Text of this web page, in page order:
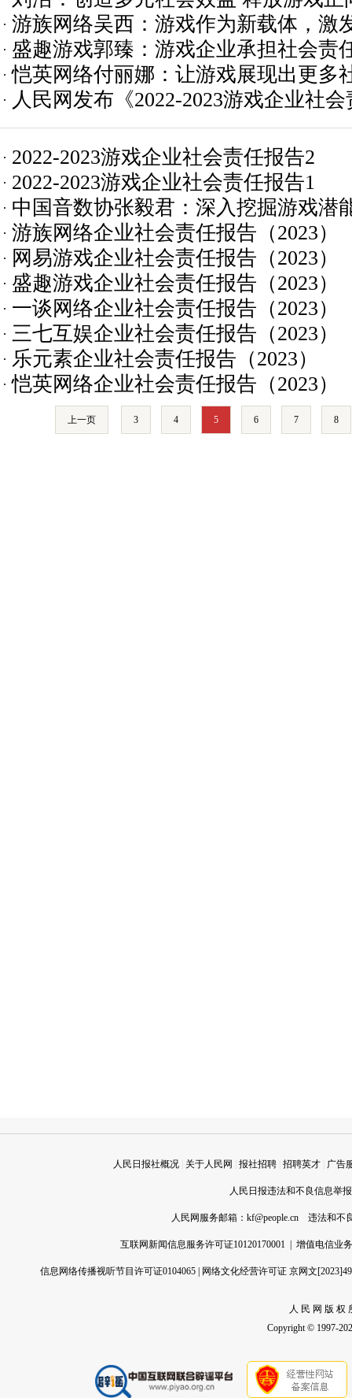
游族网络吴西：游戏作为新载体，激
索和兴趣
盛趣游戏郭臻：游戏企业承担社会责
持“同频共益”
恺英网络付丽娜：让游戏展现出更多
人民网发布《2022-2023游戏企业社
2022-2023游戏企业社会责任报告2
2022-2023游戏企业社会责任报告1
中国音数协张毅君：深入挖掘游戏潜
任
游族网络企业社会责任报告（2023）
网易游戏企业社会责任报告（2023）
盛趣游戏企业社会责任报告（2023）
一谈网络企业社会责任报告（2023）
三七互娱企业社会责任报告（2023）
乐元素企业社会责任报告（2023）
恺英网络企业社会责任报告（2023）
上一页 3 4 5 6 7 8
人民日报社概况 关于人民网 报社招聘 招聘英才 广告
人民日报违法和不良信息举
人民网服务邮箱： kf@people.cn 违法和不
互联网新闻信息服务许可证10120170001 增值电信业
信息网络传播视听节目许可证0104065 网络文化经营许可证 京网文
人 民 网 版 权
Copyright © 1997-